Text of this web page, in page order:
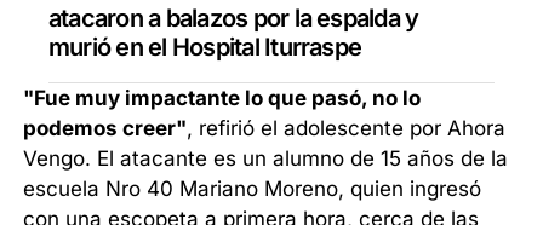
atacaron a balazos por la espalda y
murió en el Hospital Iturraspe
"Fue muy impactante lo que pasó, no lo
podemos creer", refirió el adolescente por Ahora
Vengo. El atacante es un alumno de 15 años de la
escuela Nro 40 Mariano Moreno, quien ingresó
con una escopeta a primera hora, cerca de las